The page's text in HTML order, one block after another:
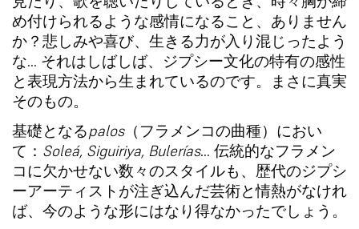
め付けられるような感情になること、ありません
か？悲しみや喜び、生きる力が入り混じったよう
な… それはしばしば、ジプシー文化の特有の感性
と表現方法から生まれているのです。まさに真実
そのもの。
基礎となるpalos（フラメンコの曲種）におい
て： Soleá, Siguiriya, Bulerías… 伝統的なフラメン
コに欠かせない数々のスタイルも、歴代のジプシ
ーアーティストが注ぎ込んだ芸術と情熱がなけれ
ば、今のような形にはなり得なかったでしょう。